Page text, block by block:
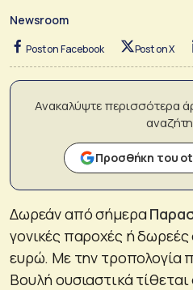
Newsroom
Post on Facebook Post on X
Ανακαλύψτε περισσότερα
Προσθήκη του
Δωρεάν από σήμερα
γονικές παροχές ή
ευρώ. Με την τροπολογία
Βουλή ουσιαστικά